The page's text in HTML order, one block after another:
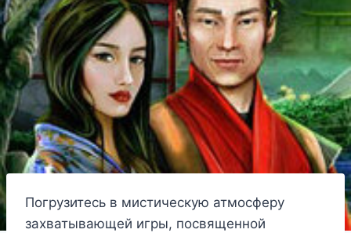
Погрузитесь в мистическую атмосферу
захватывающей игры, посвященной